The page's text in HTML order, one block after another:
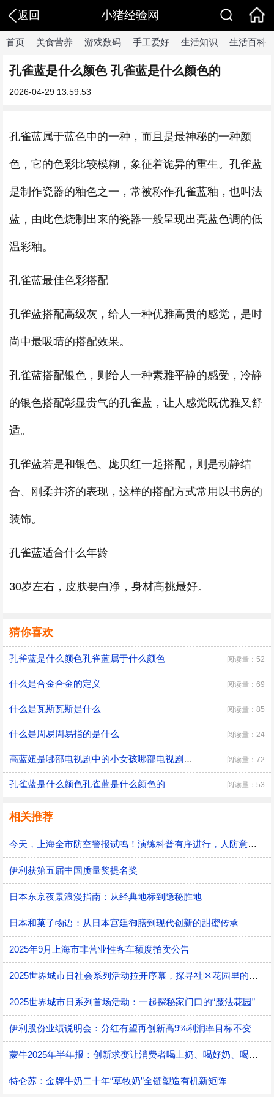
返回 小猪经验网
首页 美食营养 游戏数码 手工爱好 生活知识 生活百科
孔雀蓝是什么颜色 孔雀蓝是什么颜色的
2026-04-29 13:59:53
孔雀蓝属于蓝色中的一种，而且是最神秘的一种颜
色，它的色彩比较模糊，象征着诡异的重生。孔雀蓝
是制作瓷器的釉色之一，常被称作孔雀蓝釉，也叫法
蓝，由此色烧制出来的瓷器一般呈现出亮蓝色调的低
温彩釉。
孔雀蓝最佳色彩搭配
孔雀蓝搭配高级灰，给人一种优雅高贵的感觉，是时
尚中最吸睛的搭配效果。
孔雀蓝搭配银色，则给人一种素雅平静的感受，冷静
的银色搭配彰显贵气的孔雀蓝，让人感觉既优雅又舒
适。
孔雀蓝若是和银色、庞贝红一起搭配，则是动静结
合、刚柔并济的表现，这样的搭配方式常用以书房的
装饰。
孔雀蓝适合什么年龄
30岁左右，皮肤要白净，身材高挑最好。
猜你喜欢
孔雀蓝是什么颜色孔雀蓝属于什么颜色 阅读量：52
什么是合金合金的定义 阅读量：69
什么是瓦斯瓦斯是什么 阅读量：85
什么是周易周易指的是什么 阅读量：24
高蓝妞是哪部电视剧中的小女孩哪部电视剧中有个小女孩叫高蓝妞 阅读量：72
孔雀蓝是什么颜色孔雀蓝是什么颜色的 阅读量：53
相关推荐
今天，上海全市防空警报试鸣！演练科普有序进行，人防意识“声入人心”
伊利获第五届中国质量奖提名奖
日本东京夜景浪漫指南：从经典地标到隐秘胜地
日本和菓子物语：从日本宫廷御膳到现代创新的甜蜜传承
2025年9月上海市非营业性客车额度拍卖公告
2025世界城市日社会系列活动拉开序幕，探寻社区花园里的智慧应用
2025世界城市日系列首场活动：一起探秘家门口的“魔法花园”
伊利股份业绩说明会：分红有望再创新高9%利润率目标不变
蒙牛2025年半年报：创新求变让消费者喝上奶、喝好奶、喝对奶
特仑苏：金牌牛奶二十年“草牧奶”全链塑造有机新矩阵